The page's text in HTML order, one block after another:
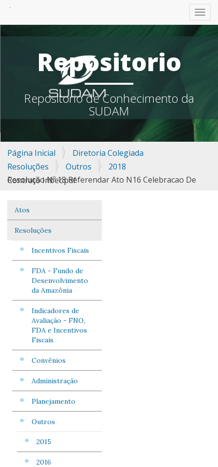
Repositorio
Repositorio de Conhecimento da
SUDAM
Página Inicial
Diretoria Colegiada
Resoluções
Outros
2018
Resolução Nº 18 Referendar Ato N16 Celebracao De Contrato Inbec.pdf
Navegação
Atos
Resoluções
Incentivos Fiscais
FDA - Fundo de
Desenvolvimento
da Amazônia
Indicadores de
Avaliação - FNO,
FDA e Incentivos
Fiscais
Convênios
Administração
Planejamento
Outros
2015
2016